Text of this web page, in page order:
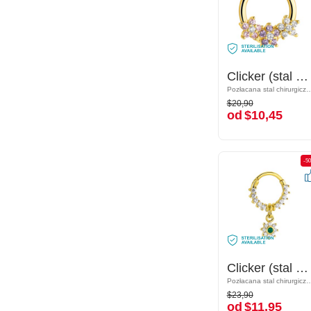
Clicker (stal chirurgiczna, złoto, błyszczące wykończenie) z kryształami
Pozłacana stal chirurgiczna 316L / Mosiądz pozłacany
$20,90
od$10,45
Clicker (stal chirurgiczna, złoto, błyszczące wykończenie) z kryształami
Pozłacana stal chirurgiczna 316L / Mosiądz pozłacany
$20,90
od $10,45
-50%
Clicker (stal chirurgiczna, złoto, błyszczące wykończenie) z kryształami
Pozłacana stal chirurgiczna 316L / Mosiądz pozłacany
$23,90
od$11,95
-
Clicker (stal chirurgiczna, złoto, błyszczące wykończenie) z kryształami
Pozłacana stal chirurgiczna 316L / Mosiądz pozłacany
$23,90
od $11,95